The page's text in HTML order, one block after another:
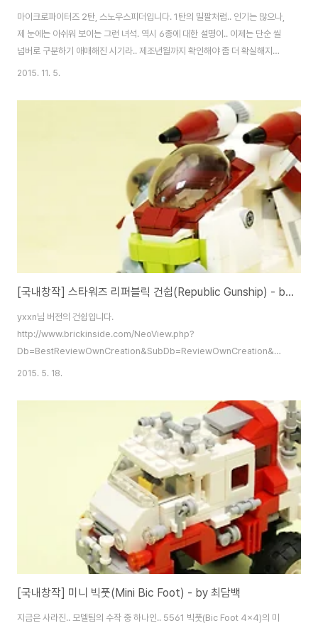
마이크로파이터즈 2탄, 스노우스피더입니다. 1탄의 밀팔처럼.. 인기는 많으나,
제 눈에는 아쉬워 보이는 그런 녀석. 역시 6종에 대한 설명이.. 이제는 단순 씰
넘버로 구분하기 애매해진 시기라.. 제조년월까지 확인해야 좀 더 확실해지죠.
2014년 9월 생산 17C5네요. 안에는 요런 녀석이 들어있구요. 30285 호랑
다. 언제나의 오렌지 컬러. 투페이스구요. 뒷면 표현이 재미있습니다. ㅎㅎ 앞쪽
의 경사 브릭은 프린팅입니다. 레고는 소형 제품에 오히려 프린팅을 잘 해주죠.
양쪽 날개를 만들어 주구요. 요렇게 다 달아주면 완성~ 입니다. 제법 특징들을
잘 살렸어요. 실제로 만들어보니 제법 귀엽고 잘 나왔습니다. 마이크로 파이터
2015. 11. 5.
[국내창작] 스타워즈 리퍼블릭 건쉽(Republic Gunship) - by yxxn
yxxn님 버전의 건쉽입니다.
http://www.brickinside.com/NeoView.php?
너무나도 제 취향저격인지라.. 개인적으로 yxxn님께 양해를 구하고 카피해봤
요. ^^ 귀엽고 예쁜 작품이지만.. 실상은 370여개의 브릭이 들어가는 작품입니
다. 실제로 만들면 상당한 사이즈를 자랑하죠. 다른 부분은 원작 그대로. 뒤쪽
기둥(?)부만 조금 손을 봤습니다. 날개의 무게가 상당해서 조금더 튼튼할 필요
성을 느꼈거든요. 마이크로 파이터즈 건쉽과의 비교. 마파 건쉽은 몸통이 조금
2015. 5. 18.
[국내창작] 미니 빅풋(Mini Bic Foot) - by 최담백
지금은 사라진.. 모델팀의 수작 중 하나인.. 5561 빅풋(Bic Foot 4x4)의 미